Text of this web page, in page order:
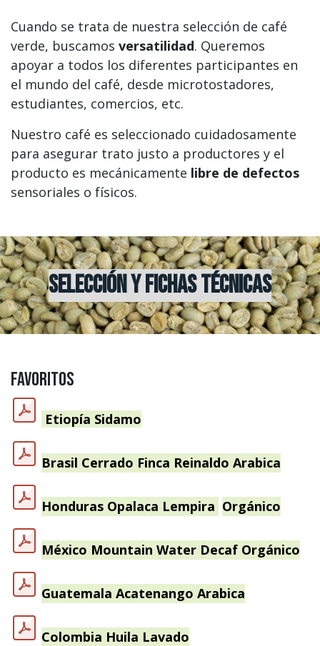
Cuando se trata de nuestra selección de café
verde, buscamos versatilidad. Queremos
apoyar a todos los diferentes participantes en
el mundo del café, desde microtostadores,
estudiantes, comercios, etc.
Nuestro café es seleccionado cuidadosamente
para asegurar trato justo a productores y el
producto es mecánicamente libre de defectos
sensoriales o físicos.
Selección y fichas técnicas
fAVORITOS
Etiopía Sidamo
Brasil Cerrado Finca Reinaldo Arabica
Honduras Opalaca Lempira Orgánico
México Mountain Water Decaf Orgánico
Guatemala Acatenango Arabica
Colombia Huila Lavado